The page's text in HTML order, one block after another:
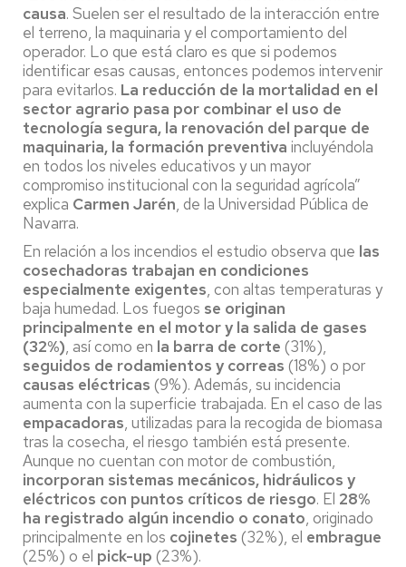
causa. Suelen ser el resultado de la interacción entre
el terreno, la maquinaria y el comportamiento del
operador. Lo que está claro es que si podemos
identificar esas causas, entonces podemos intervenir
para evitarlos. La reducción de la mortalidad en el
sector agrario pasa por combinar el uso de
tecnología segura, la renovación del parque de
maquinaria, la formación preventiva incluyéndola
en todos los niveles educativos y un mayor
compromiso institucional con la seguridad agrícola”
explica Carmen Jarén, de la Universidad Pública de
Navarra.
En relación a los incendios el estudio observa que las
cosechadoras trabajan en condiciones
especialmente exigentes, con altas temperaturas y
baja humedad. Los fuegos se originan
principalmente en el motor y la salida de gases
(32%), así como en la barra de corte (31%),
seguidos de rodamientos y correas (18%) o por
causas eléctricas (9%). Además, su incidencia
aumenta con la superficie trabajada. En el caso de las
empacadoras, utilizadas para la recogida de biomasa
tras la cosecha, el riesgo también está presente.
Aunque no cuentan con motor de combustión,
incorporan sistemas mecánicos, hidráulicos y
eléctricos con puntos críticos de riesgo. El 28%
ha registrado algún incendio o conato, originado
principalmente en los cojinetes (32%), el embrague
(25%) o el pick-up (23%).